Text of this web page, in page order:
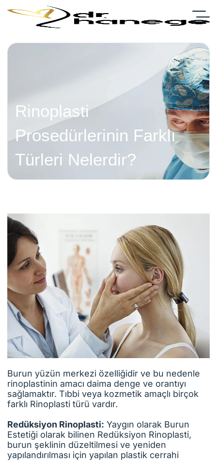
Rinoplasti
Prosedürlerinin Farklı
Türleri Nelerdir?
Burun yüzün merkezi özelliğidir ve bu nedenle
rinoplastinin amacı daima denge ve orantıyı
sağlamaktır. Tıbbi veya kozmetik amaçlı birçok
farklı Rinoplasti türü vardır.
Redüksiyon Rinoplasti: Yaygın olarak Burun
Estetiği olarak bilinen Redüksiyon Rinoplasti,
burun şeklinin düzeltilmesi ve yeniden
yapılandırılması için yapılan plastik cerrahi